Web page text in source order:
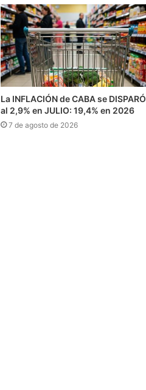
La INFLACIÓN de CABA se DISPARÓ
al 2,9% en JULIO: 19,4% en 2026
7 de agosto de 2026